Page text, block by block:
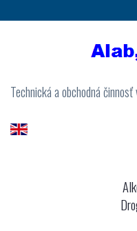
Technická a obchodná